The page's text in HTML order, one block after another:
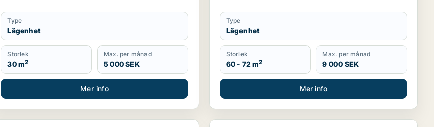
Type
Lägenhet
Storlek
30 m2
Max. per månad
5 000 SEK
Mer info
Type
Lägenhet
Storlek
60 - 72 m2
Max. per månad
9 000 SEK
Mer info